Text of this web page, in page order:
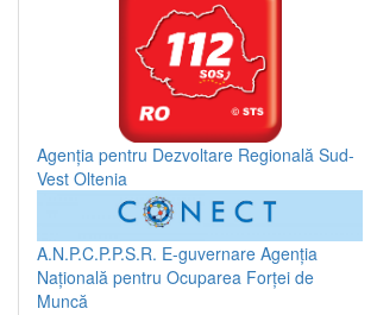
Agenția pentru Dezvoltare Regională Sud-
Vest Oltenia
A.N.P.C.P.P.S.R. E-guvernare Agenția
Națională pentru Ocuparea Forței de
Muncă